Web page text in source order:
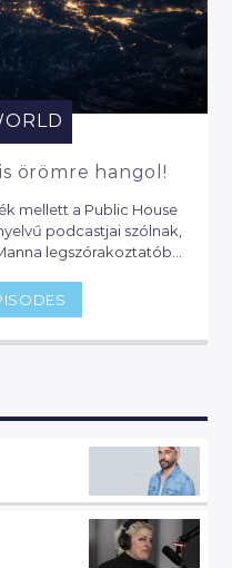
örömre hangol!
mellett a Public House
podcastjai szólnak,
legszórakoztatóbb